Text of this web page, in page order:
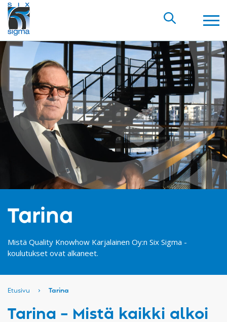
Tarina
Mistä Quality Knowhow Karjalainen Oy:n Six Sigma -
koulutukset ovat alkaneet.
Etusivu › Tarina
Tarina – Mistä kaikki alkoi